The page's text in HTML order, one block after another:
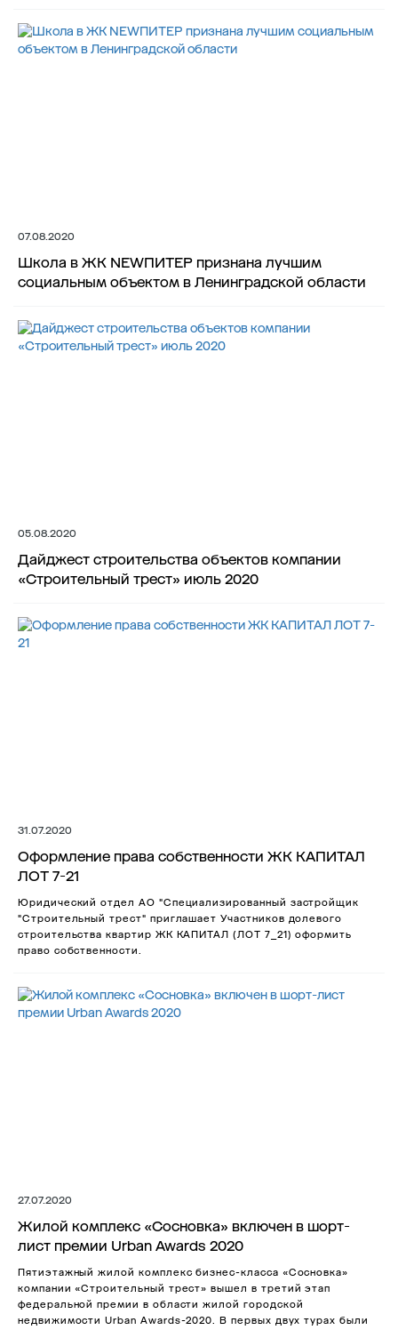
07.08.2020
Школа в ЖК NEWПИТЕР признана лучшим
социальным объектом в Ленинградской области
05.08.2020
Дайджест строительства объектов компании
«Строительный трест» июль 2020
31.07.2020
Оформление права собственности ЖК КАПИТАЛ
ЛОТ 7-21
Юридический отдел АО "Специализированный застройщик
"Строительный трест" приглашает Участников долевого
строительства квартир ЖК КАПИТАЛ (ЛОТ 7_21) оформить
право собственности.
27.07.2020
Жилой комплекс «Сосновка» включен в шорт-
лист премии Urban Awards 2020
Пятиэтажный жилой комплекс бизнес-класса «Сосновка»
компании «Строительный трест» вышел в третий этап
федеральной премии в области жилой городской
недвижимости Urban Awards-2020. В первых двух турах были